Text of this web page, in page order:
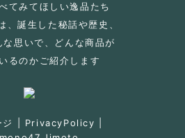
てみてほしい逸品たち
誕生した秘話や歴史、
な思いで、どんな商品が
るのかご紹介します
PrivacyPolicy